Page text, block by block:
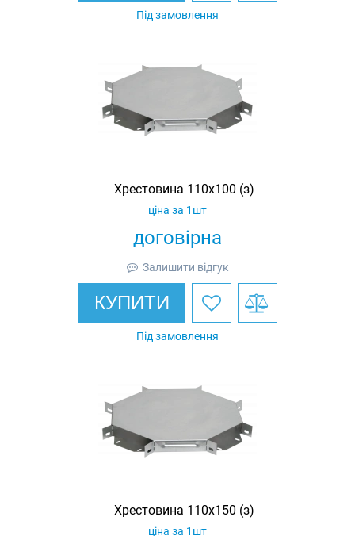
Під замовлення
Хрестовина 110х100 (з)
договірна
ціна за 1шт
Залишити відгук
КУПИТИ
Під замовлення
Хрестовина 110х150 (з)
ціна за 1шт